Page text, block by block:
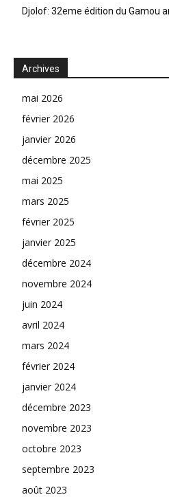
Djolof: 32eme édition du Gamou
Archives
mai 2026
février 2026
janvier 2026
décembre 2025
mai 2025
mars 2025
février 2025
janvier 2025
décembre 2024
novembre 2024
juin 2024
avril 2024
mars 2024
février 2024
janvier 2024
décembre 2023
novembre 2023
octobre 2023
septembre 2023
août 2023